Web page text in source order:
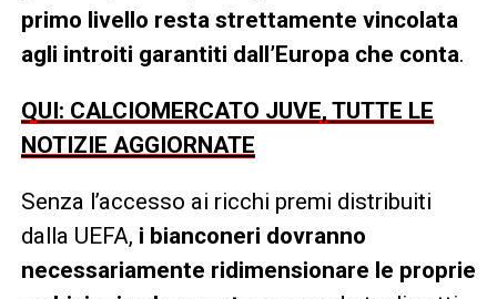
primo livello resta strettamente vincolata
agli introiti garantiti dall’Europa che conta.
QUI: CALCIOMERCATO JUVE, TUTTE LE
NOTIZIE AGGIORNATE
Senza l’accesso ai ricchi premi distribuiti
dalla UEFA, i bianconeri dovranno
necessariamente ridimensionare le proprie